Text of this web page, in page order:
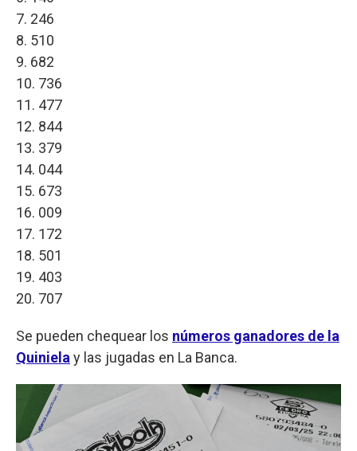
7. 246
8. 510
9. 682
10. 736
11. 477
12. 844
13. 379
14. 044
15. 673
16. 009
17. 172
18. 501
19. 403
20. 707
Se pueden chequear los números ganadores de la
Quiniela y las jugadas en La Banca.